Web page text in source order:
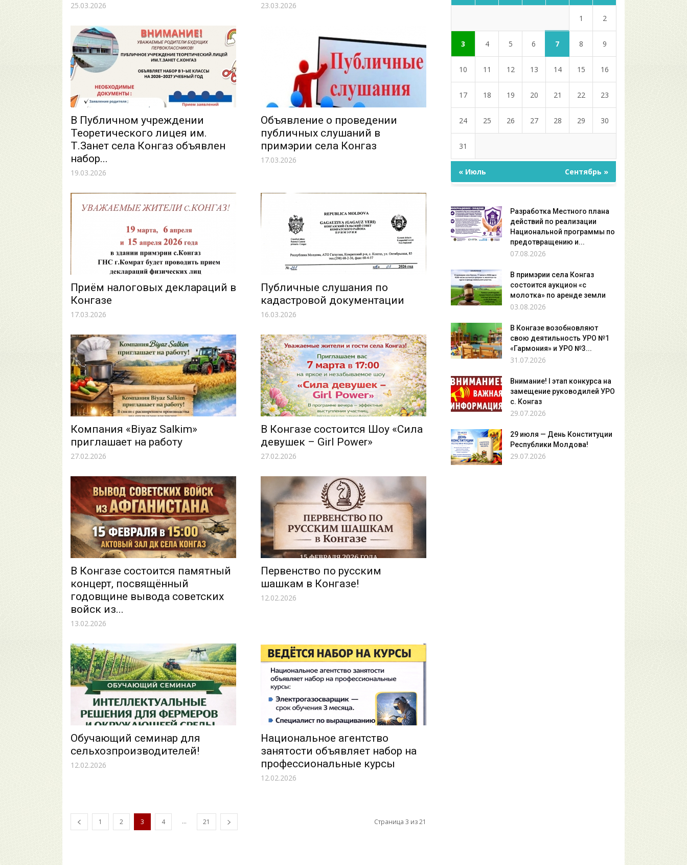
25.03.2026 23.03.2026
В Публичном учреждении
Теоретического лицея им.
Т.Занет села Конгаз объявлен
набор...
19.03.2026
Объявление о проведении
публичных слушаний в
примэрии села Конгаз
17.03.2026
Приём налоговых деклараций в
Конгазе
17.03.2026
Публичные слушания по
кадастровой документации
16.03.2026
Компания «Biyaz Salkim»
приглашает на работу
27.02.2026
В Конгазе состоится Шоу «Сила
девушек – Girl Power»
27.02.2026
В Конгазе состоится памятный
концерт, посвящённый
годовщине вывода советских
войск из...
13.02.2026
Первенство по русским
шашкам в Конгазе!
12.02.2026
Обучающий семинар для
сельхозпроизводителей!
12.02.2026
Национальное агентство
занятости объявляет набор на
профессиональные курсы
12.02.2026
1 2 3 4 ... 21 Страница 3 из 21
1 2
3 4 5 6 7 8 9
10 11 12 13 14 15 16
17 18 19 20 21 22 23
24 25 26 27 28 29 30
31
« Июль Сентябрь »
Разработка Местного плана
действий по реализации
Национальной программы по
предотвращению и...
07.08.2026
В примэрии села Конгаз
состоится аукцион «с
молотка» по аренде земли
03.08.2026
В Конгазе возобновляют
свою деятильность УРО №1
«Гармония» и УРО №3...
31.07.2026
Внимание! I этап конкурса на
замещение руководилей УРО
с. Конгаз
29.07.2026
29 июля — День Конституции
Республики Молдова!
29.07.2026